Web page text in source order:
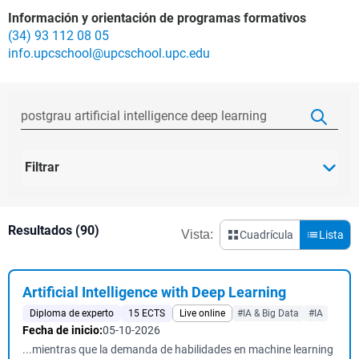
Información y orientación de programas formativos
(34) 93 112 08 05
info.upcschool@upcschool.upc.edu
Filtrar
Resultados (90) Vista: Cuadrícula Lista
Artificial Intelligence with Deep Learning
Diploma de experto 15 ECTS Live online #IA & Big Data #IA
Fecha de inicio:05-10-2026
...mientras que la demanda de habilidades en machine learning